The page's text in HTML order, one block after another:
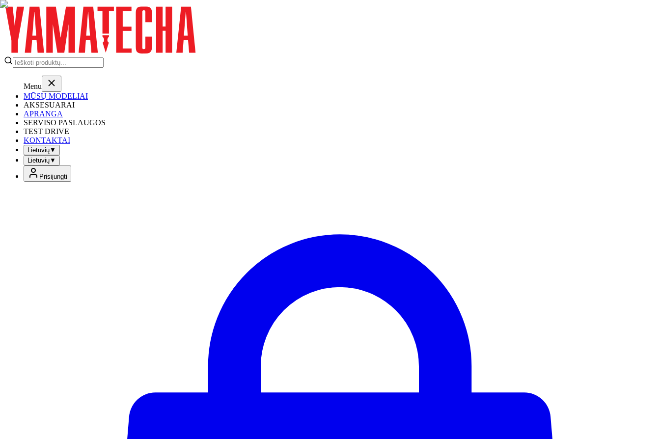
Menu
MŪSŲ MODELIAI
AKSESUARAI
APRANGA
SERVISO PASLAUGOS
TEST DRIVE
KONTAKTAI
Lietuvių▼
Lietuvių▼
Prisijungti